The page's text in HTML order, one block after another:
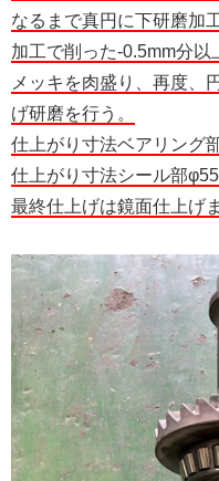
なるまで真円に下研磨加
加工で削った-0.5mm分以
メッキを肉盛り、再度、
げ研磨を行う。
仕上がり寸法ベアリング
仕上がり寸法シール部
最終仕上げは鏡面仕上げ